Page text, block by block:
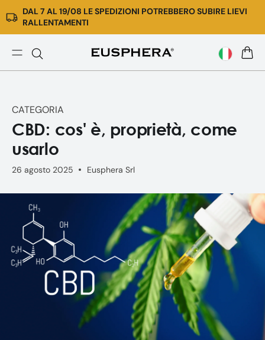
Vai
direttamente
ai
contenuti
DAL 7 AL 19/08 LE SPEDIZIONI POTREBBERO SUBIRE LIEVI
RALLENTAMENTI
usarlo
CATEGORIA
CBD: cos' è, proprietà, come
usarlo
26 agosto 2025 Eusphera Srl